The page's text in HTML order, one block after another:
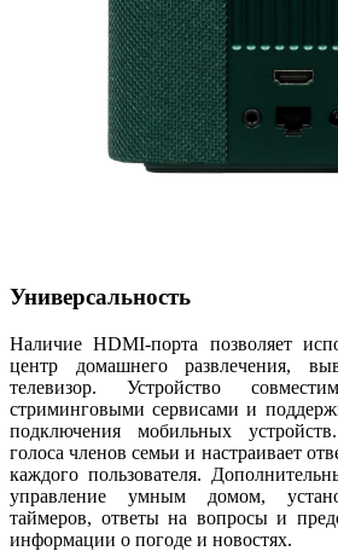
Универсальность
Наличие HDMI-порта позволяет
центр домашнего развлечения,
телевизор. Устройство
стриминговыми сервисами и
подключения мобильных
голоса членов семьи и настраивает
каждого пользователя.
управление умным домом,
таймеров, ответы на вопросы и
информации о погоде и новостях.